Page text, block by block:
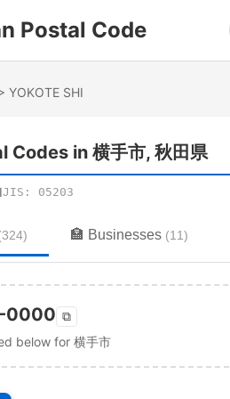
Postal Code
YOKOTE SHI
Codes in 横手市, 秋田県
JIS: 05203
324) 🏣 Businesses (11)
0000 ⧉
below for 横手市